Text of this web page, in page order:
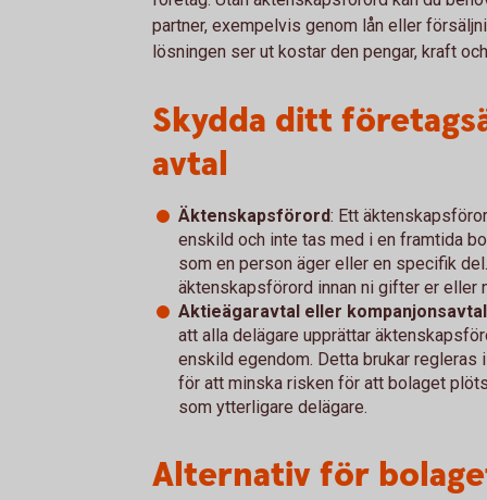
partner, exempelvis genom lån eller
lösningen ser ut kostar den pengar, kraft
Skydda ditt
avtal
Äktenskapsförord: Ett
enskild och inte tas med i en framtida
som en person äger eller en specifik
äktenskapsförord innan ni gifter er eller
Aktieägaravtal eller kompanjonsavtal
att alla delägare upprättar
enskild egendom. Detta brukar
för att minska risken för att bolaget
som ytterligare delägare.
Alternativ för